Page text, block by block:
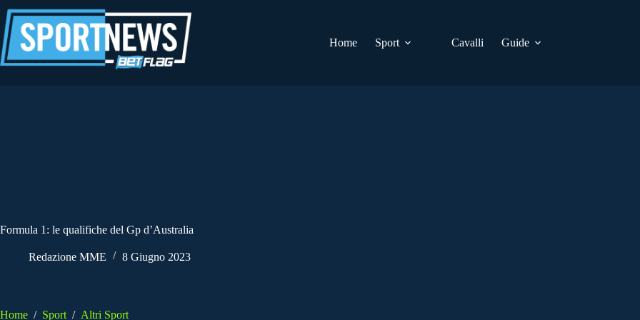
al
contenuto
Home
Sport Cavalli Guide
Formula 1: le qualifiche del Gp d’Australia
Redazione MME 8 Giugno 2023
Home / Sport / Altri Sport